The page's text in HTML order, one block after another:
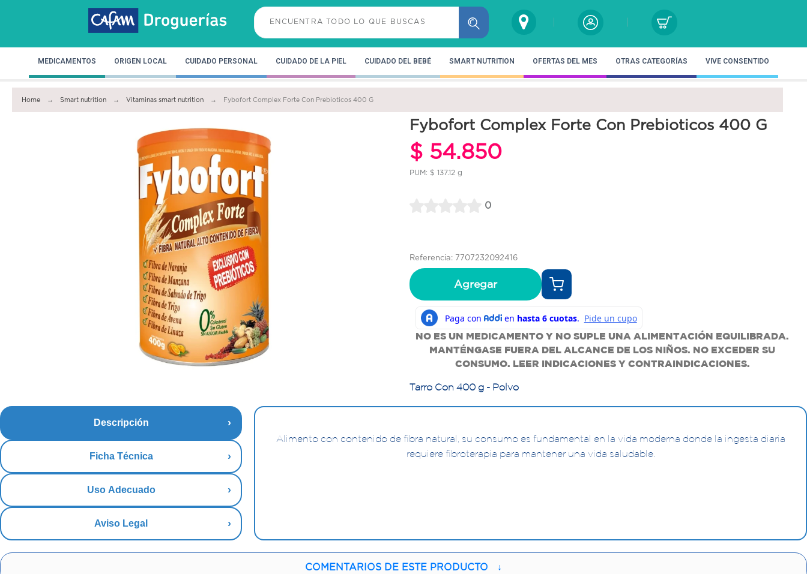
MEDICAMENTOS ORIGEN LOCAL CUIDADO PERSONAL CUIDADO DE LA PIEL CUIDADO DEL BEBÉ SMART NUTRITION OFERTAS DEL MES OTRAS CATEGORÍAS VIVE CONSENTIDO
Home Smart nutrition Vitaminas smart nutrition Fybofort Complex Forte Con Prebioticos 400 G
Fybofort Complex Forte Con Prebioticos 400 G
$ 54.850
PUM: $ 137.12 g
0
Referencia: 7707232092416
Agregar
NO ES UN MEDICAMENTO Y NO SUPLE UNA ALIMENTACIÓN EQUILIBRADA.
MANTÉNGASE FUERA DEL ALCANCE DE LOS NIÑOS. NO EXCEDER SU
CONSUMO. LEER INDICACIONES Y CONTRAINDICACIONES.
Tarro Con 400 g - Polvo
Descripción
Ficha Técnica
Uso Adecuado
Aviso Legal
Alimento con contenido de fibra natural, su consumo es fundamental en la vida moderna donde la ingesta diaria
requiere fibroterapia para mantener una vida saludable.
COMENTARIOS DE ESTE PRODUCTO ↓